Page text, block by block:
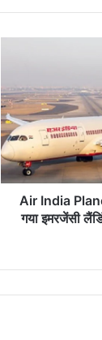
:
एयर
इंडिया
का
विमान
को
करायाAir India Plane
गया इमरजेंसी